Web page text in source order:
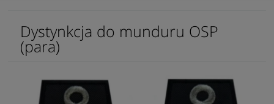
Dystynkcja do munduru OSP
(para)